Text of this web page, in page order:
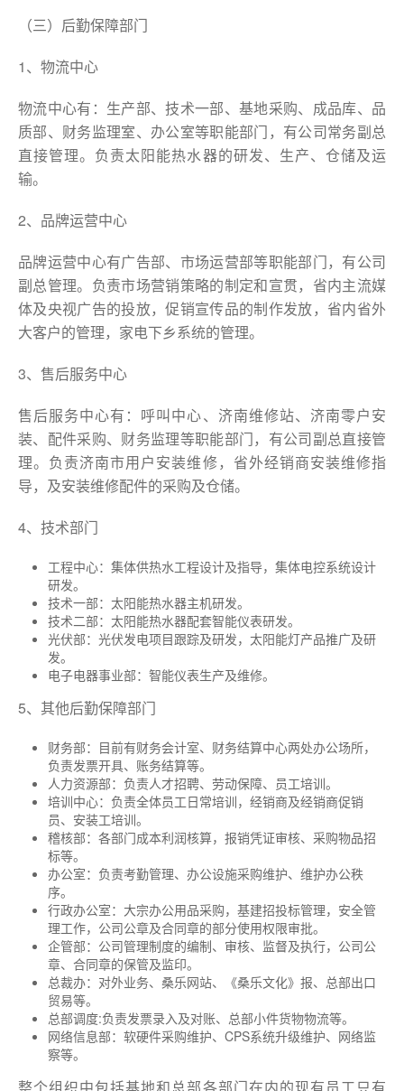
（三）后勤保障部门
1、物流中心
物流中心有：生产部、技术一部、基地采购、成品库、品
质部、财务监理室、办公室等职能部门，有公司常务副总
直接管理。负责太阳能热水器的研发、生产、仓储及运
输。
2、品牌运营中心
品牌运营中心有广告部、市场运营部等职能部门，有公司
副总管理。负责市场营销策略的制定和宣贯，省内主流媒
体及央视广告的投放，促销宣传品的制作发放，省内省外
大客户的管理，家电下乡系统的管理。
3、售后服务中心
售后服务中心有：呼叫中心、济南维修站、济南零户安
装、配件采购、财务监理等职能部门，有公司副总直接管
理。负责济南市用户安装维修，省外经销商安装维修指
导，及安装维修配件的采购及仓储。
4、技术部门
工程中心：集体供热水工程设计及指导，集体电控系统设计
研发。
技术一部：太阳能热水器主机研发。
技术二部：太阳能热水器配套智能仪表研发。
光伏部：光伏发电项目跟踪及研发，太阳能灯产品推广及研
发。
电子电器事业部：智能仪表生产及维修。
5、其他后勤保障部门
财务部：目前有财务会计室、财务结算中心两处办公场所，
负责发票开具、账务结算等。
人力资源部：负责人才招聘、劳动保障、员工培训。
培训中心：负责全体员工日常培训，经销商及经销商促销
员、安装工培训。
稽核部：各部门成本利润核算，报销凭证审核、采购物品招
标等。
办公室：负责考勤管理、办公设施采购维护、维护办公秩
序。
行政办公室：大宗办公用品采购，基建招投标管理，安全管
理工作，公司公章及合同章的部分使用权限审批。
企管部：公司管理制度的编制、审核、监督及执行，公司公
章、合同章的保管及监印。
总裁办：对外业务、桑乐网站、《桑乐文化》报、总部出口
贸易等。
总部调度:负责发票录入及对账、总部小件货物物流等。
网络信息部：软硬件采购维护、CPS系统升级维护、网络监
察等。